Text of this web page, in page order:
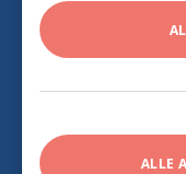
ALLE